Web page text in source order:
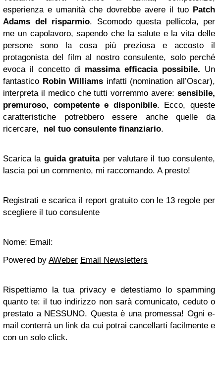
esperienza e umanità che dovrebbe avere il tuo Patch
Adams del risparmio. Scomodo questa pellicola, per
me un capolavoro, sapendo che la salute e la vita delle
persone sono la cosa più preziosa e accosto il
protagonista del film al nostro consulente, solo perché
evoca il concetto di massima efficacia possibile. Un
fantastico Robin Williams infatti (nomination all’Oscar),
interpreta il medico che tutti vorremmo avere: sensibile,
premuroso, competente e disponibile. Ecco, queste
caratteristiche potrebbero essere anche quelle da
ricercare,
nel tuo consulente finanziario.
Scarica la guida gratuitaper valutare il tuo consulente,
lascia poi un commento, mi raccomando. A presto!
Registrati e scarica il report gratuito con le 13 regole per
scegliere il tuo consulente
Nome: Email:
Powered by AWeber Email Newsletters
Rispettiamo la tua privacy e detestiamo lo spamming
quanto te: il tuo indirizzo non sarà comunicato, ceduto o
prestato a NESSUNO. Questa è una promessa! Ogni e-
mail conterrà un link da cui potrai cancellarti facilmente e
con un solo click.